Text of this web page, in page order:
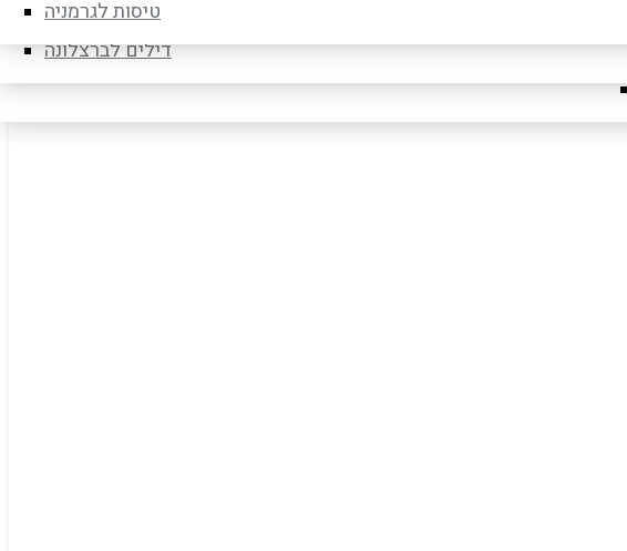
דילים לברלין
דילים לברצלונה
טיסות לגרמניה